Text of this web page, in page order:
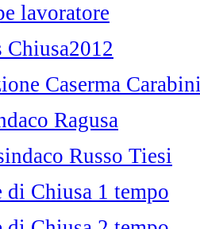
lavoratore
Caserma
Ragusa
Russo Tiesi
di Chiusa 1 tempo